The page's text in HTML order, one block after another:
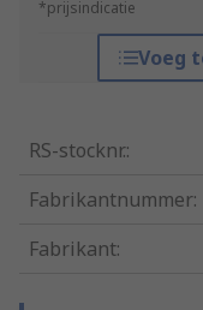
*prijsindicatie
Voeg
RS-stocknr.:
Fabrikantnummer:
Fabrikant: